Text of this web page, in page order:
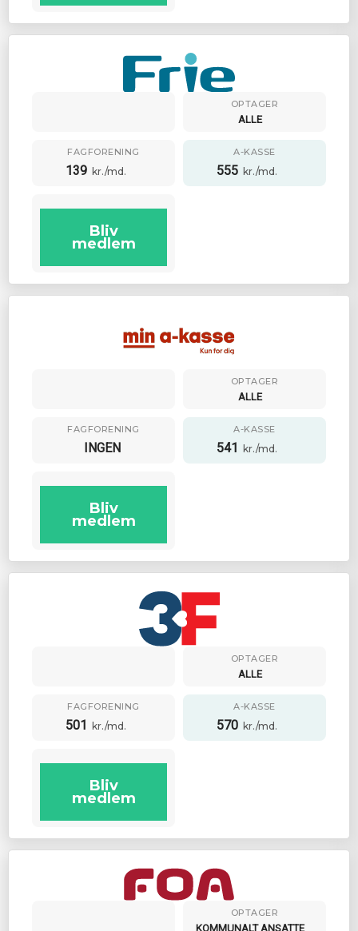
OPTAGER
ALLE
FAGFORENING
139 kr./md.
A-KASSE
555 kr./md.
Bliv
medlem
OPTAGER
ALLE
FAGFORENING
INGEN
A-KASSE
541 kr./md.
Bliv
medlem
OPTAGER
ALLE
FAGFORENING
501 kr./md.
A-KASSE
570 kr./md.
Bliv
medlem
OPTAGER
KOMMUNALT ANSATTE